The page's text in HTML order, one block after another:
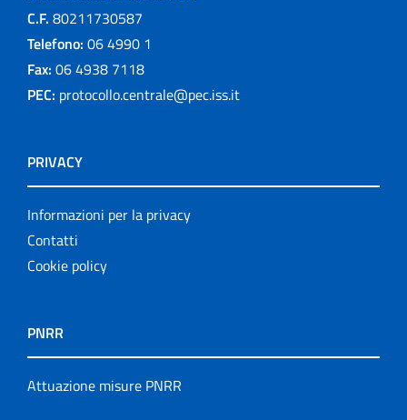
C.F. 80211730587
Telefono: 06 4990 1
Fax: 06 4938 7118
PEC: protocollo.centrale@pec.iss.it
PRIVACY
Informazioni per la privacy
Contatti
Cookie policy
PNRR
Attuazione misure PNRR